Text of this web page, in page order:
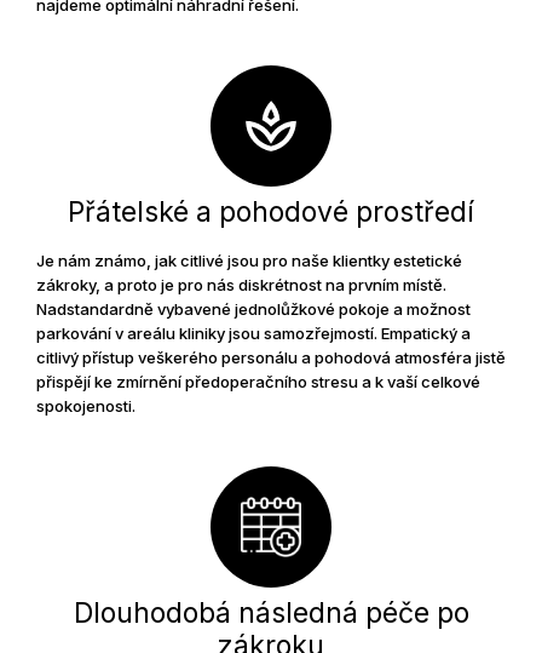
najdeme optimální náhradní řešení.
Přátelské a pohodové prostředí
Je nám známo, jak citlivé jsou pro naše klientky estetické
zákroky, a proto je pro nás diskrétnost na prvním místě.
Nadstandardně vybavené jednolůžkové pokoje a možnost
parkování v areálu kliniky jsou samozřejmostí. Empatický a
citlivý přístup veškerého personálu a pohodová atmosféra jistě
přispějí ke zmírnění předoperačního stresu a k vaší celkové
spokojenosti.
Dlouhodobá následná péče po
zákroku